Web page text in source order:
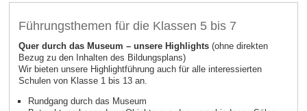
Führungsthemen für die Klassen 5 bis 7
Quer durch das Museum – unsere Highlights (ohne direkten
Bezug zu den Inhalten des Bildungsplans)
Wir bieten unsere Highlightführung auch für alle interessierten
Schulen von Klasse 1 bis 13 an.
Rundgang durch das Museum